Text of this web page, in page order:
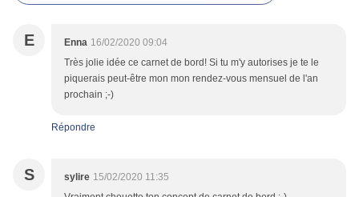
E Enna 16/02/2020 09:04
Très jolie idée ce carnet de bord! Si tu m'y autorises je te le
piquerais peut-être mon mon rendez-vous mensuel de l'an
prochain ;-)
Répondre
S sylire 15/02/2020 11:35